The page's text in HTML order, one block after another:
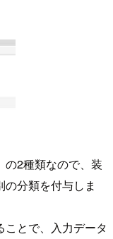
の2種類なので、装
分類を付与しま
とで、入力データ